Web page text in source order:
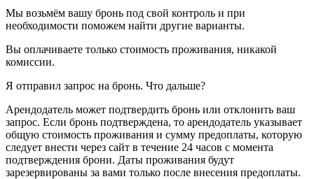
Мы возьмём вашу бронь под свой контроль и при
необходимости поможем найти другие варианты.
Вы оплачиваете только стоимость проживания, никакой
комиссии.
Я отправил запрос на бронь. Что дальше?
Арендодатель может подтвердить бронь или отклонить ваш
запрос. Если бронь подтверждена, то арендодатель указывает
общую стоимость проживания и сумму предоплаты, которую
следует внести через сайт в течение 24 часов с момента
подтверждения брони. Даты проживания будут
зарезервированы за вами только после внесения предоплаты.